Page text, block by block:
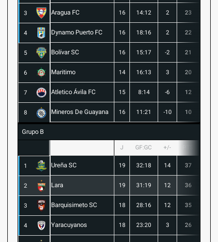
3 Aragua FC 16 14:12 2 23
4 Dynamo Puerto FC 16 18:16 2 22
5 Bolívar SC 16 15:17 -2 21
6 Maritimo 14 16:13 3 20
7 Atletico Ávila FC 15 8:14 -6 12
8 Mineros De Guayana 16 11:21 -10 10
Grupo B
J GF:GC +/-
1 Ureña SC 19 32:18 14 37
2 Lara 19 31:19 12 36
3 Barquisimeto SC 18 28:16 12 35
4 Yaracuyanos 18 23:20 3 26